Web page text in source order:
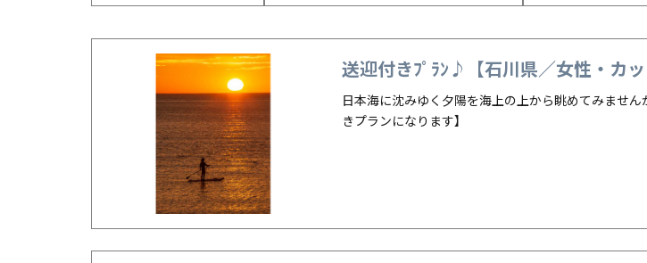
送迎付きﾌﾟﾗﾝ♪【石川県／女性・カ
日本海に沈みゆく夕陽を海上の上から眺めてみませ
きプランになります】